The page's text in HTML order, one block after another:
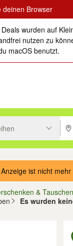
deinen Browser
wurden auf
nutzen zu
macOS benutzt.
suchen, oder
ist nicht
& Tauschen
Es wurden